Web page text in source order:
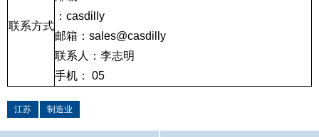
联系方式
： casdilly
邮箱： sales@casdilly
联系人：李志明
手机：
05
江苏 制造业